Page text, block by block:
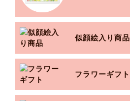
似顔絵入り商品
フラワーギフト